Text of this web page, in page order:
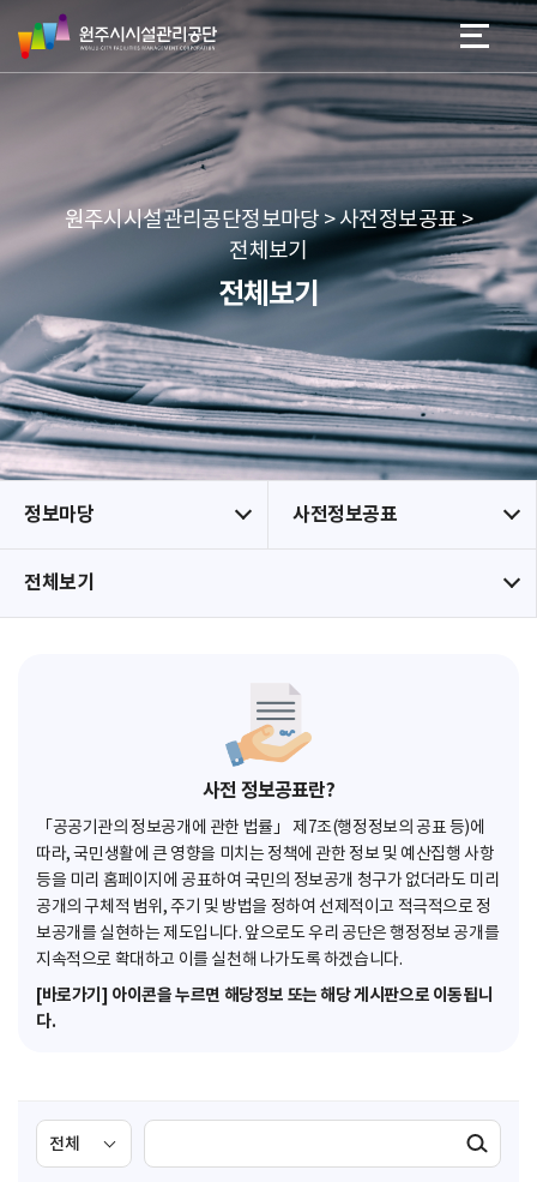
네
본문 바로가기
메뉴 바로가기
원
주
시
리
공
단
원주시시설관리공단정보마당 > 사전정보공표 >
전체보기
전체보기
정보마당 사전정보공표
전체보기
사전 정보공표란?
「공공기관의 정보공개에 관한 법률」 제7조(행정정보의 공표 등)에
따라, 국민생활에 큰 영향을 미치는 정책에 관한 정보 및 예산집행 사항
등을 미리 홈페이지에 공표하여 국민의 정보공개 청구가 없더라도 미리
공개의 구체적 범위, 주기 및 방법을 정하여 선제적이고 적극적으로 정
보공개를 실현하는 제도입니다. 앞으로도 우리 공단은 행정정보 공개를
지속적으로 확대하고 이를 실천해 나가도록 하겠습니다.
[바로가기] 아이콘을 누르면 해당정보 또는 해당 게시판으로 이동됩니
다.
검
색
색
검색실행